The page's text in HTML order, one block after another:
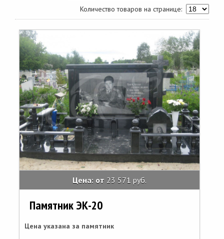
Количество товаров на странице:
Цена: от 23 571 руб.
Памятник ЭК-20
Цена указана за памятник